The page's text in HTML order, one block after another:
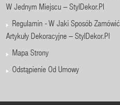
W Jednym Miejscu – StylDekor.pl
Regulamin - W Jaki Sposób Zamówić
Artykuły Dekoracyjne – StylDekor.pl
Mapa Strony
Odstąpienie Od Umowy